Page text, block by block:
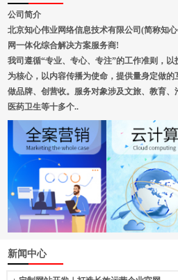
公司简介
北京知心伟业网络信息技术有限公司(简称知
网一体化综合解决方案服务商!
我司遵循“专业、专心、专注”的工作准则，
为核心，以内容传播为使命，提供量身定做
做品牌、创营收。服务对象涉及文旅、教育
医药卫生等十多个..
新闻中心